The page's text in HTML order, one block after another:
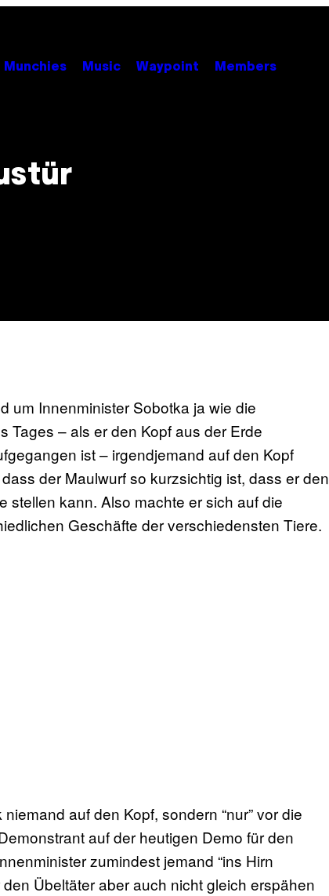
Munchies Music Waypoint Members
um Innenminister Sobotka ja wie die
Tages – als er den Kopf aus der Erde
ist – irgendjemand auf den Kopf
der Maulwurf so kurzsichtig ist, dass er den
stellen kann. Also machte er sich auf die
Geschäfte der verschiedensten Tiere.
auf den Kopf, sondern “nur” vor die
auf der heutigen Demo für den
zumindest jemand “ins Hirn
Übeltäter aber auch nicht gleich erspähen